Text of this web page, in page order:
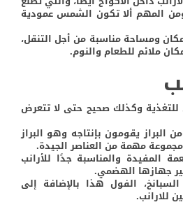
المهم ألا تكون الشمس عمودية
ومساحة مناسبة من أجل التنقل،
ملائم للطعام والنوم.
للتغذية وكذلك صحيح حتى لا تتعرض
البراز يقومون بإنتاجه وهو البراز
مهمة من العناصر الجيدة.
المفيدة والمناسبة جدًا للأرانب
جهازها الهضمي.
الفول هذا بالإضافة إلى
للارانب.